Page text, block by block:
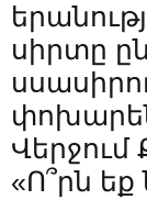
սիրտը
«Ո՞րն